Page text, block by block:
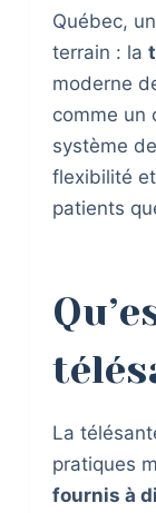
Québec,
terrain : la
moderne
comme un
système
flexibilité
patients
La
pratiques
fournis à